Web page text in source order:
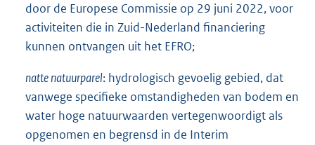
door de Europese Commissie op 29 juni 2022, voor
activiteiten die in Zuid-Nederland financiering
kunnen ontvangen uit het EFRO;
natte natuurparel: hydrologisch gevoelig gebied, dat
vanwege specifieke omstandigheden van bodem en
water hoge natuurwaarden vertegenwoordigt als
opgenomen en begrensd in de Interim